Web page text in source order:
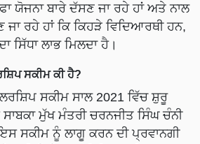
ਯੋਜਨਾ ਬਾਰੇ ਦੱਸਣ ਜਾ ਰਹੇ ਹਾਂ ਅਤੇ ਨਾਲ
ਜਾ ਰਹੇ ਹਾਂ ਕਿ ਕਿਹੜੇ ਵਿਦਿਆਰਥੀ ਹਨ,
ਸਿੱਧਾ ਲਾਭ ਮਿਲਦਾ ਹੈ।
ਸਕੀਮ ਕੀ ਹੈ?
ਸਕੀਮ ਸਾਲ 2021 ਵਿੱਚ ਸ਼ੁਰੂ
ਮੁੱਖ ਮੰਤਰੀ ਚਰਨਜੀਤ ਸਿੰਘ ਚੰਨੀ
ਸਕੀਮ ਨੂੰ ਲਾਗੂ ਕਰਨ ਦੀ ਪ੍ਰਵਾਨਗੀ